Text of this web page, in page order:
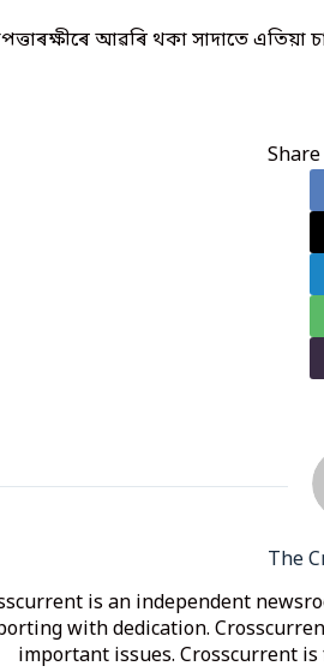
আৱৰি থকা সাদাতে এতিয়া
The
is an independent
with dedication.
important issues. Crosscurrent